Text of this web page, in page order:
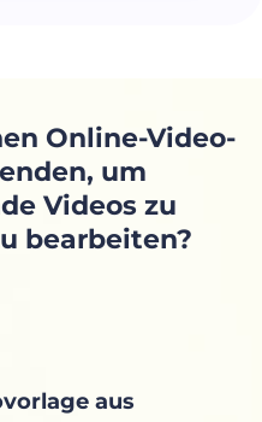
Online-Video-
um
Videos zu
bearbeiten?
aus